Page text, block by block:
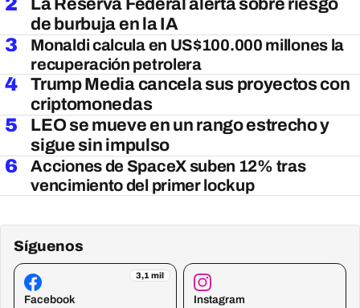
2
La Reserva Federal alerta sobre riesgo
de burbuja en la IA
3
Monaldi calcula en US$100.000 millones la
recuperación petrolera
4
Trump Media cancela sus proyectos con
criptomonedas
5
LEO se mueve en un rango estrecho y
sigue sin impulso
6
Acciones de SpaceX suben 12% tras
vencimiento del primer lockup
Síguenos
3,1 mil
Facebook Instagram